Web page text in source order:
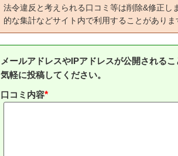
法令違反と考えられる口コミ等は削除&修正
的な集計などサイト内で利用することがありま
メールアドレスやIPアドレスが公開されるこ
気軽に投稿してください。
口コミ内容*